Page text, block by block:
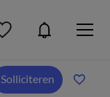
Solliciteren